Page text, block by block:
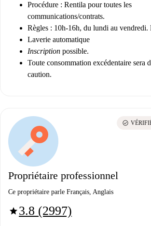
Procédure : Rentila pour toutes les
communications/contrats.
Règles : 10h-16h, du lundi au vendredi.
Laverie automatique
Inscription possible.
Toute consommation excédentaire sera
caution.
Propriétaire professionnel
Ce propriétaire parle Français, Anglais
star3.8 (2997)
check_circle